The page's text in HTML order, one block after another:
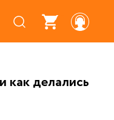
как делались